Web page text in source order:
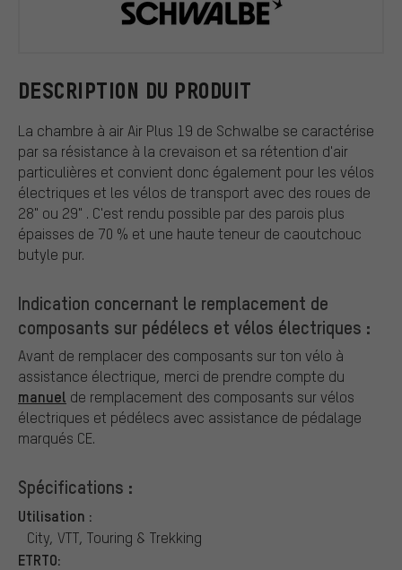
DESCRIPTION DU PRODUIT
La chambre à air Air Plus 19 de Schwalbe se caractérise
par sa résistance à la crevaison et sa rétention d'air
particulières et convient donc également pour les vélos
électriques et les vélos de transport avec des roues de
28" ou 29" . C'est rendu possible par des parois plus
épaisses de 70 % et une haute teneur de caoutchouc
butyle pur.
Indication concernant le remplacement de
composants sur pédélecs et vélos électriques :
Avant de remplacer des composants sur ton vélo à
assistance électrique, merci de prendre compte du
manuel de remplacement des composants sur vélos
électriques et pédélecs avec assistance de pédalage
marqués CE.
Spécifications :
Utilisation :
City, VTT, Touring & Trekking
ETRTO: